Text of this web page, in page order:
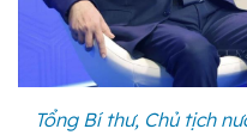
Tổng Bí thư, Chủ tịch